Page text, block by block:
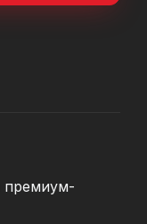
премиум-